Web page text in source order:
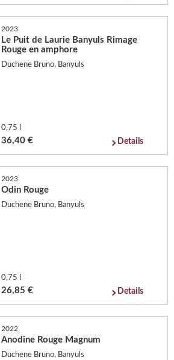
2023
Le Puit de Laurie Banyuls Rimage
Rouge en amphore
Duchene Bruno, Banyuls
0,75 l
36,40 € Details
2023
Odin Rouge
Duchene Bruno, Banyuls
0,75 l
26,85 € Details
2022
Anodine Rouge Magnum
Duchene Bruno, Banyuls